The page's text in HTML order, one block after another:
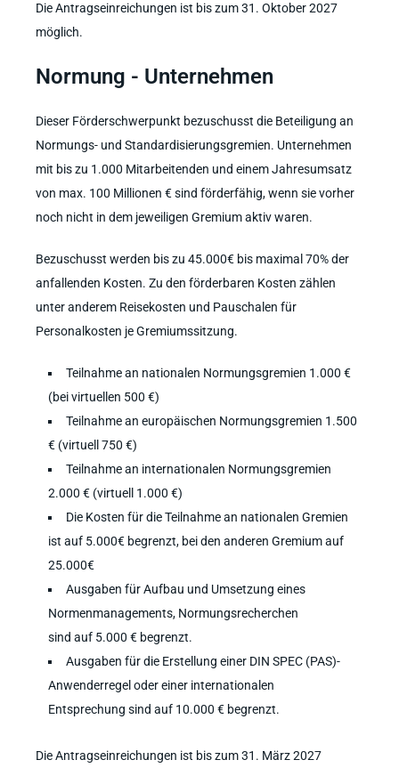
Die Antragseinreichungen ist bis zum 31. Oktober 2027
möglich.
Normung - Unternehmen
Dieser Förderschwerpunkt bezuschusst die Beteiligung an
Normungs- und Standardisierungsgremien. Unternehmen
mit bis zu 1.000 Mitarbeitenden und einem Jahresumsatz
von max. 100 Millionen € sind förderfähig, wenn sie vorher
noch nicht in dem jeweiligen Gremium aktiv waren.
Bezuschusst werden bis zu 45.000€ bis maximal 70% der
anfallenden Kosten. Zu den förderbaren Kosten zählen
unter anderem Reisekosten und Pauschalen für
Personalkosten je Gremiumssitzung.
Teilnahme an nationalen Normungsgremien 1.000 €
(bei virtuellen 500 €)
Teilnahme an europäischen Normungsgremien 1.500
€ (virtuell 750 €)
Teilnahme an internationalen Normungsgremien
2.000 € (virtuell 1.000 €)
Die Kosten für die Teilnahme an nationalen Gremien
ist auf 5.000€ begrenzt, bei den anderen Gremium auf
25.000€
Ausgaben für Aufbau und Umsetzung eines
Normenmanagements, Normungsrecherchen
sind auf 5.000 € begrenzt.
Ausgaben für die Erstellung einer DIN SPEC (PAS)-
Anwenderregel oder einer internationalen
Entsprechung sind auf 10.000 € begrenzt.
Die Antragseinreichungen ist bis zum 31. März 2027